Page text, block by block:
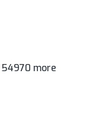
more